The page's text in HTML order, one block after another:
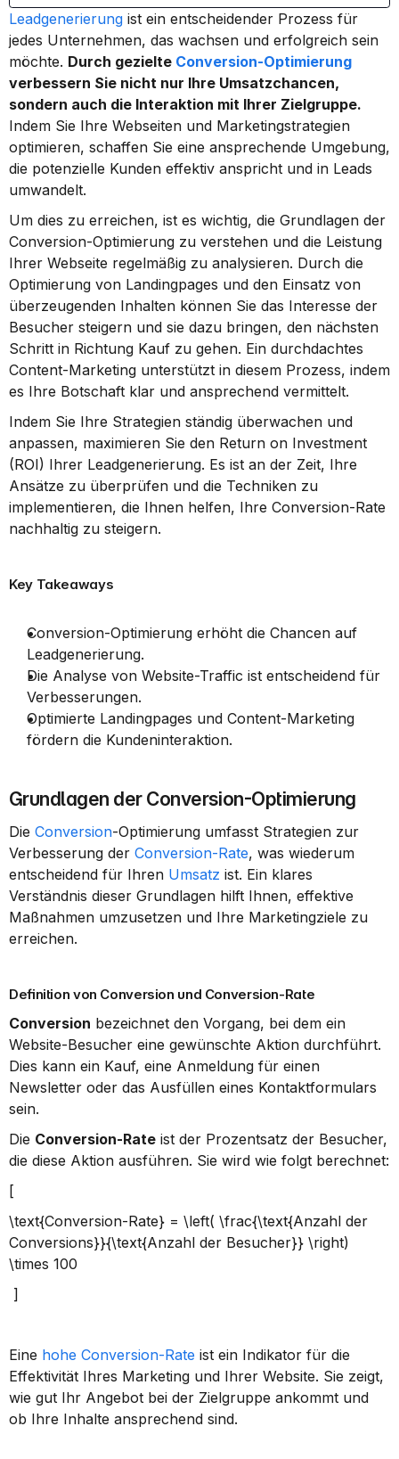
Leadgenerierung ist ein entscheidender Prozess für
jedes Unternehmen, das wachsen und erfolgreich sein
möchte. Durch gezielte Conversion-Optimierung
verbessern Sie nicht nur Ihre Umsatzchancen,
sondern auch die Interaktion mit Ihrer Zielgruppe.
Indem Sie Ihre Webseiten und Marketingstrategien
optimieren, schaffen Sie eine ansprechende Umgebung,
die potenzielle Kunden effektiv anspricht und in Leads
umwandelt.
Um dies zu erreichen, ist es wichtig, die Grundlagen der
Conversion-Optimierung zu verstehen und die Leistung
Ihrer Webseite regelmäßig zu analysieren. Durch die
Optimierung von Landingpages und den Einsatz von
überzeugenden Inhalten können Sie das Interesse der
Besucher steigern und sie dazu bringen, den nächsten
Schritt in Richtung Kauf zu gehen. Ein durchdachtes
Content-Marketing unterstützt in diesem Prozess, indem
es Ihre Botschaft klar und ansprechend vermittelt.
Indem Sie Ihre Strategien ständig überwachen und
anpassen, maximieren Sie den Return on Investment
(ROI) Ihrer Leadgenerierung. Es ist an der Zeit, Ihre
Ansätze zu überprüfen und die Techniken zu
implementieren, die Ihnen helfen, Ihre Conversion-Rate
nachhaltig zu steigern.
Key Takeaways
Conversion-Optimierung erhöht die Chancen auf
Leadgenerierung.
Die Analyse von Website-Traffic ist entscheidend für
Verbesserungen.
Optimierte Landingpages und Content-Marketing
fördern die Kundeninteraktion.
Grundlagen der Conversion-Optimierung
Die Conversion-Optimierung umfasst Strategien zur
Verbesserung der Conversion-Rate, was wiederum
entscheidend für Ihren Umsatz ist. Ein klares
Verständnis dieser Grundlagen hilft Ihnen, effektive
Maßnahmen umzusetzen und Ihre Marketingziele zu
erreichen.
Definition von Conversion und Conversion-Rate
Conversion bezeichnet den Vorgang, bei dem ein
Website-Besucher eine gewünschte Aktion durchführt.
Dies kann ein Kauf, eine Anmeldung für einen
Newsletter oder das Ausfüllen eines Kontaktformulars
sein.
Die Conversion-Rate ist der Prozentsatz der Besucher,
die diese Aktion ausführen. Sie wird wie folgt berechnet:
[
\text{Conversion-Rate} = \left( \frac{\text{Anzahl der
Conversions}}{\text{Anzahl der Besucher}} \right)
\times 100
]
Eine hohe Conversion-Rate ist ein Indikator für die
Effektivität Ihres Marketing und Ihrer Website. Sie zeigt,
wie gut Ihr Angebot bei der Zielgruppe ankommt und
ob Ihre Inhalte ansprechend sind.